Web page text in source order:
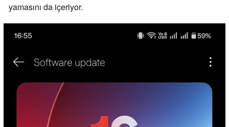
yamasını da içeriyor.